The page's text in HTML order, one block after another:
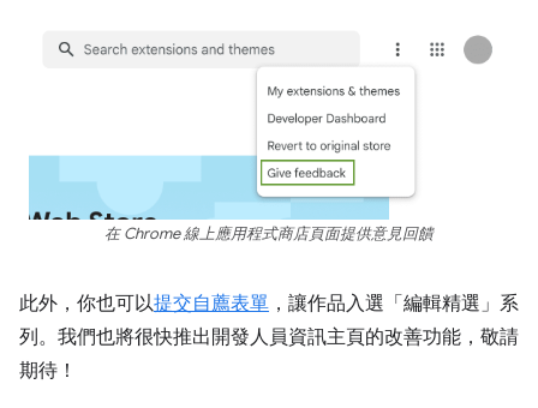
在 Chrome 線上應用程式商店頁面提供意見回饋
此外，你也可以提交自薦表單 ，讓作品入選「編輯精選」系
列。我們也將很快推出開發人員資訊主頁的改善功能，敬請
期待！